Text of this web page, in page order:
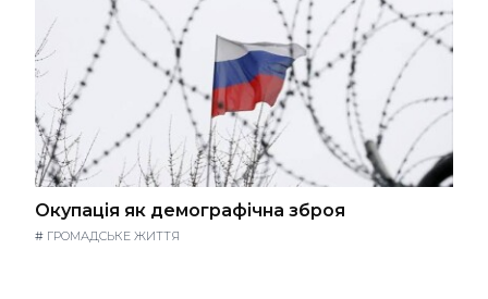
Окупація як демографічна зброя
# ГРОМАДСЬКЕ ЖИТТЯ